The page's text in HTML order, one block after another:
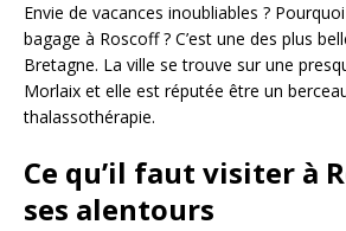
Envie de vacances inoubliables ?
bagage à Roscoff ? C’est une des plus
Bretagne. La ville se trouve sur une
Morlaix et elle est réputée être un
thalassothérapie.
Ce qu’il faut visiter à
ses alentours